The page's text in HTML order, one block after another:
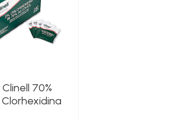
70%
Clorhexidina